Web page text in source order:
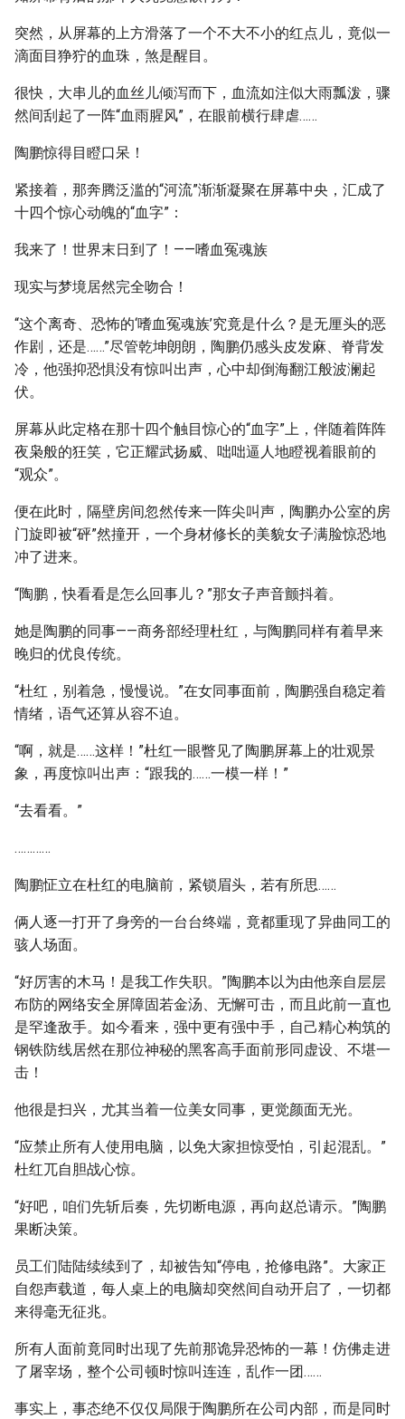
突然，从屏幕的上方滑落了一个不大不小的红点儿，竟似一
滴面目狰狞的血珠，煞是醒目。
很快，大串儿的血丝儿倾泻而下，血流如注似大雨瓢泼，骤
然间刮起了一阵“血雨腥风”，在眼前横行肆虐……
陶鹏惊得目瞪口呆！
紧接着，那奔腾泛滥的“河流”渐渐凝聚在屏幕中央，汇成了
十四个惊心动魄的“血字”：
我来了！世界末日到了！——嗜血冤魂族
现实与梦境居然完全吻合！
“这个离奇、恐怖的‘嗜血冤魂族’究竟是什么？是无厘头的恶
作剧，还是……”尽管乾坤朗朗，陶鹏仍感头皮发麻、脊背发
冷，他强抑恐惧没有惊叫出声，心中却倒海翻江般波澜起
伏。
屏幕从此定格在那十四个触目惊心的“血字”上，伴随着阵阵
夜枭般的狂笑，它正耀武扬威、咄咄逼人地瞪视着眼前的
“观众”。
便在此时，隔壁房间忽然传来一阵尖叫声，陶鹏办公室的房
门旋即被“砰”然撞开，一个身材修长的美貌女子满脸惊恐地
冲了进来。
“陶鹏，快看看是怎么回事儿？”那女子声音颤抖着。
她是陶鹏的同事——商务部经理杜红，与陶鹏同样有着早来
晚归的优良传统。
“杜红，别着急，慢慢说。”在女同事面前，陶鹏强自稳定着
情绪，语气还算从容不迫。
“啊，就是……这样！”杜红一眼瞥见了陶鹏屏幕上的壮观景
象，再度惊叫出声：“跟我的……一模一样！”
“去看看。”
…………
陶鹏怔立在杜红的电脑前，紧锁眉头，若有所思……
俩人逐一打开了身旁的一台台终端，竟都重现了异曲同工的
骇人场面。
“好厉害的木马！是我工作失职。”陶鹏本以为由他亲自层层
布防的网络安全屏障固若金汤、无懈可击，而且此前一直也
是罕逢敌手。如今看来，强中更有强中手，自己精心构筑的
钢铁防线居然在那位神秘的黑客高手面前形同虚设、不堪一
击！
他很是扫兴，尤其当着一位美女同事，更觉颜面无光。
“应禁止所有人使用电脑，以免大家担惊受怕，引起混乱。”
杜红兀自胆战心惊。
“好吧，咱们先斩后奏，先切断电源，再向赵总请示。”陶鹏
果断决策。
员工们陆陆续续到了，却被告知“停电，抢修电路”。大家正
自怨声载道，每人桌上的电脑却突然间自动开启了，一切都
来得毫无征兆。
所有人面前竟同时出现了先前那诡异恐怖的一幕！仿佛走进
了屠宰场，整个公司顿时惊叫连连，乱作一团……
事实上，事态绝不仅仅局限于陶鹏所在公司内部，而是同时